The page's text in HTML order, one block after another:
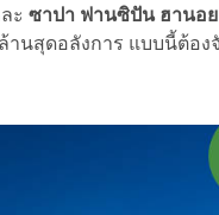
ะ ซาปา ฟานซิปัน ฮานอย
นสุดอลังการ แบบนี้ต้อง